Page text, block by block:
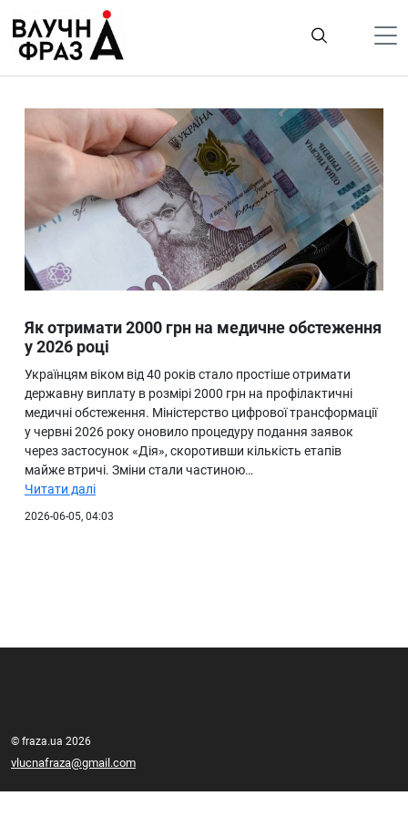
содержимому
Гроші
Життя
Лайфстайл
ТехноНаука
Людина
Ukraine
Про нас
Як отримати 2000 грн на медичне обстеження
у 2026 році
Українцям віком від 40 років стало простіше отримати
державну виплату в розмірі 2000 грн на профілактичні
медичні обстеження. Міністерство цифрової трансформації
у червні 2026 року оновило процедуру подання заявок
через застосунок «Дія», скоротивши кількість етапів
майже втричі. Зміни стали частиною…
Читати далі
2026-06-05, 04:03
© fraza.ua 2026
vlucnafraza@gmail.com